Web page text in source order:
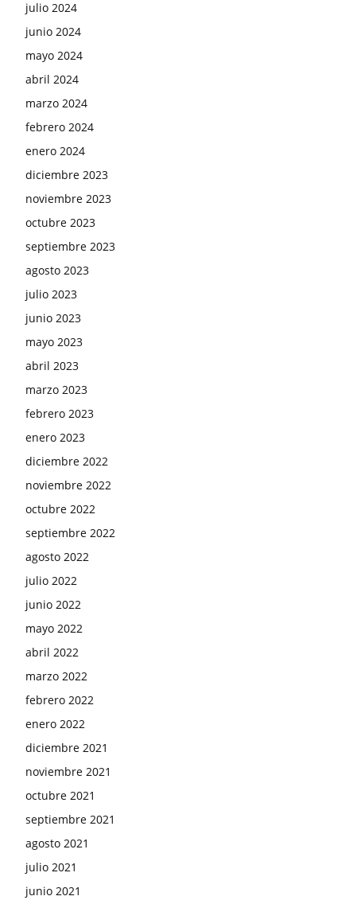
julio 2024
junio 2024
mayo 2024
abril 2024
marzo 2024
febrero 2024
enero 2024
diciembre 2023
noviembre 2023
octubre 2023
septiembre 2023
agosto 2023
julio 2023
junio 2023
mayo 2023
abril 2023
marzo 2023
febrero 2023
enero 2023
diciembre 2022
noviembre 2022
octubre 2022
septiembre 2022
agosto 2022
julio 2022
junio 2022
mayo 2022
abril 2022
marzo 2022
febrero 2022
enero 2022
diciembre 2021
noviembre 2021
octubre 2021
septiembre 2021
agosto 2021
julio 2021
junio 2021